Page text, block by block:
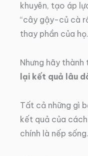
khuyên, tạo áp
“cây gậy-củ cà
thay phần của họ.
Nhưng hãy thành
lại kết quả lâu
Tất cả những gì
kết quả của
chính là nếp sống.